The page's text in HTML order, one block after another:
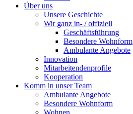
Über uns
Unsere Geschichte
Wir ganz in- / offiziell
Geschäftsführung
Besondere Wohnform
Ambulante Angebote
Innovation
Mitarbeitendenprofile
Kooperation
Komm in unser Team
Ambulante Angebote
Besondere Wohnform
Wohnen